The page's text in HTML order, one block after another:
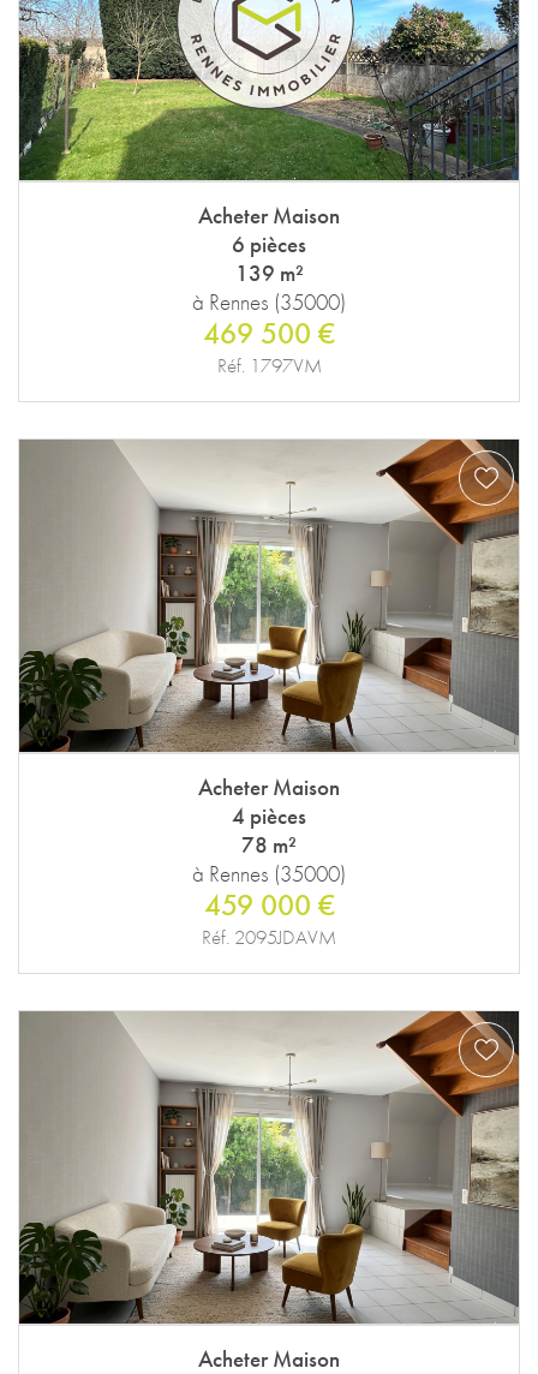
Acheter Maison
6 pièces
139 m²
à Rennes (35000)
469 500 €
Réf. 1797VM
Acheter Maison
4 pièces
78 m²
à Rennes (35000)
459 000 €
Réf. 2095JDAVM
Acheter Maison